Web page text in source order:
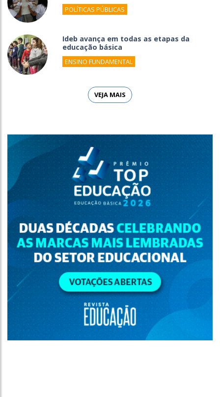
POLÍTICAS PÚBLICAS
Ideb avança em todas as etapas da
educação básica
ENSINO FUNDAMENTAL
VEJA MAIS